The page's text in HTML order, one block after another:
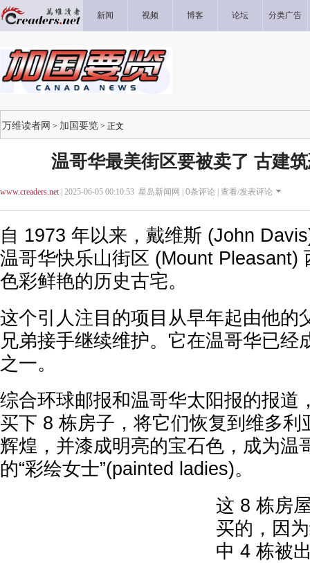
新闻 视频 博客 论坛 分类广告
万维读者网 > 加国要览 > 正文
温哥华最美街区要被卖了 古建
www.creaders.net| 2025-06-05 00:10:53 星岛新闻网 | 0条评论 | 查看/发表评论
自 1973 年以来，戴维斯 (John
温哥华快乐山街区 (Mount Pleasant)
色彩鲜艳的历史古宅。
这个引人注目的项目从早年起由他的
兄弟接手继续维护。它在温哥华已经
之一。
综合环球邮报和温哥华太阳报的报道
买下 8 栋房子，将它们恢复到维多利
辉煌，并漆成明亮的宝石色，成为温
的“彩绘女士”(painted ladies)。
这 8 栋房
买的，因
中 4 栋被